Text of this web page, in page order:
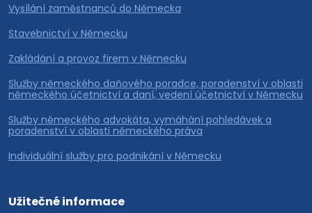
Vysílání zaměstnanců do Německa
Stavebnictví v Německu
Zakládání a provoz firem v Německu
Služby německého daňového poradce, poradenství v oblasti
německého účetnictví a daní, vedení účetnictví v Německu
Služby německého advokáta, vymáhání pohledávek a
poradenství v oblasti německého práva
Individuální služby pro podnikání v Německu
Užitečné informace